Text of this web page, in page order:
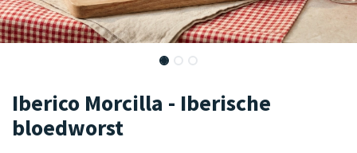
Iberico Morcilla - Iberische
bloedworst